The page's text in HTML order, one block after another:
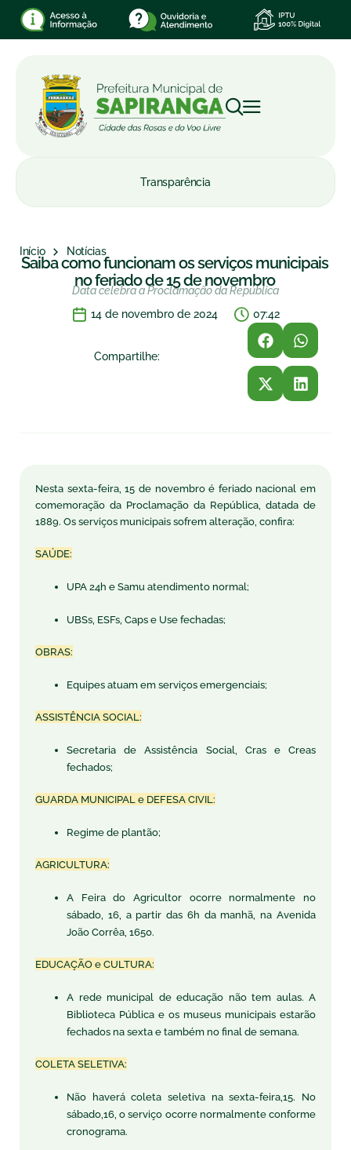
Transparência
Início Notícias
Saiba como funcionam os serviços municipais
no feriado de 15 de novembro
Data celebra a Proclamação da República
14 de novembro de 2024
07:42
Compartilhe:
Nesta sexta-feira, 15 de novembro é feriado nacional em
comemoração da Proclamação da República, datada de
1889. Os serviços municipais sofrem alteração, confira:
SAÚDE:
UPA 24h e Samu atendimento normal;
UBSs, ESFs, Caps e Use fechadas;
OBRAS:
Equipes atuam em serviços emergenciais;
ASSISTÊNCIA SOCIAL:
Secretaria de Assistência Social, Cras e Creas
fechados;
GUARDA MUNICIPAL e DEFESA CIVIL:
Regime de plantão;
AGRICULTURA:
A Feira do Agricultor ocorre normalmente no
sábado, 16, a partir das 6h da manhã, na Avenida
João Corrêa, 1650.
EDUCAÇÃO e CULTURA:
A rede municipal de educação não tem aulas. A
Biblioteca Pública e os museus municipais estarão
fechados na sexta e também no final de semana.
COLETA SELETIVA:
Não haverá coleta seletiva na sexta-feira,15. No
sábado,16, o serviço ocorre normalmente conforme
cronograma.